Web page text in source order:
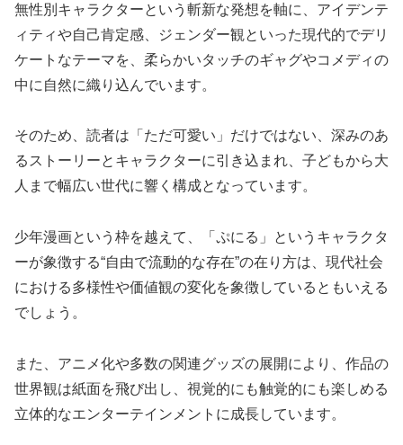
無性別キャラクターという斬新な発想を軸に、アイデンテ
ィティや自己肯定感、ジェンダー観といった現代的でデリ
ケートなテーマを、柔らかいタッチのギャグやコメディの
中に自然に織り込んでいます。
そのため、読者は「ただ可愛い」だけではない、深みのあ
るストーリーとキャラクターに引き込まれ、子どもから大
人まで幅広い世代に響く構成となっています。
少年漫画という枠を越えて、「ぷにる」というキャラクタ
ーが象徴する“自由で流動的な存在”の在り方は、現代社会
における多様性や価値観の変化を象徴しているともいえる
でしょう。
また、アニメ化や多数の関連グッズの展開により、作品の
世界観は紙面を飛び出し、視覚的にも触覚的にも楽しめる
立体的なエンターテインメントに成長しています。